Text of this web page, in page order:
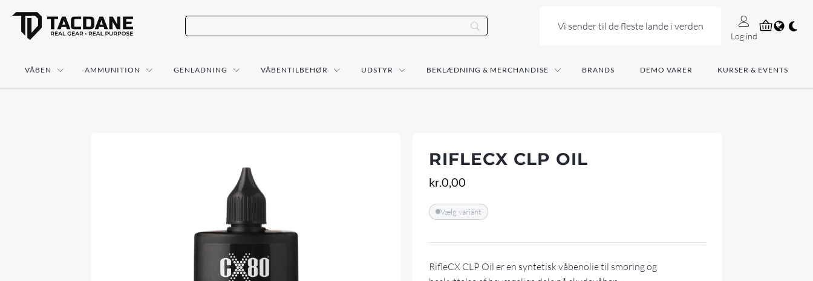
Vi sender til de fleste lande i verden
Log ind
VÅBEN AMMUNITION GENLADNING VÅBENTILBEHØR UDSTYR BEKLÆDNING & MERCHANDISE BRANDS DEMO VARER KURSER & EVENTS
RIFLECX CLP OIL
kr.0,00
Vælg variant
RifleCX CLP Oil er en syntetisk våbenolie til smøring og